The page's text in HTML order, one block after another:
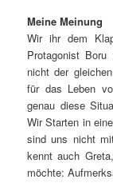
Meine Meinung
Wir ihr dem
Protagonist
nicht der
für das Leben
genau diese
Wir Starten in
sind uns nicht
kennt auch
möchte: